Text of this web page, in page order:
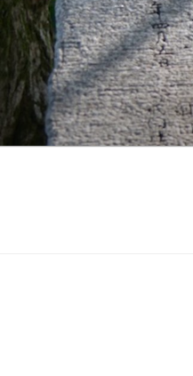
コ
ン
ツ
へ
ス